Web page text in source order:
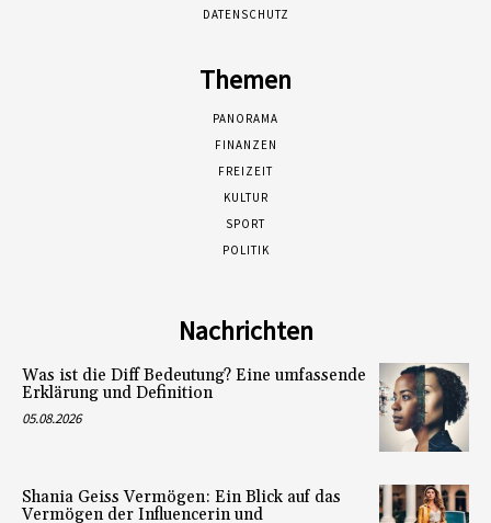
DATENSCHUTZ
Themen
PANORAMA
FINANZEN
FREIZEIT
KULTUR
SPORT
POLITIK
Nachrichten
Was ist die Diff Bedeutung? Eine umfassende
Erklärung und Definition
05.08.2026
Shania Geiss Vermögen: Ein Blick auf das
Vermögen der Influencerin und